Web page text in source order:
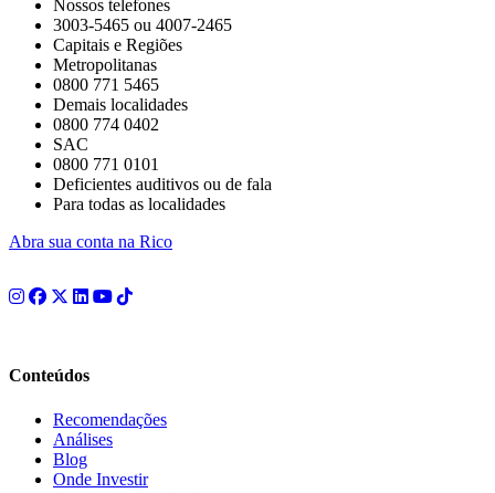
Nossos telefones
3003-5465 ou 4007-2465
Capitais e Regiões
Metropolitanas
0800 771 5465
Demais localidades
0800 774 0402
SAC
0800 771 0101
Deficientes auditivos ou de fala
Para todas as localidades
Abra sua conta na Rico
Conteúdos
Recomendações
Análises
Blog
Onde Investir